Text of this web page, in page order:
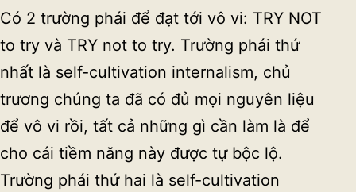
Có 2 trường phái để đạt tới vô vi: TRY NOT
to try và TRY not to try. Trường phái thứ
nhất là self-cultivation internalism, chủ
trương chúng ta đã có đủ mọi nguyên liệu
để vô vi rồi, tất cả những gì cần làm là để
cho cái tiềm năng này được tự bộc lộ.
Trường phái thứ hai là self-cultivation